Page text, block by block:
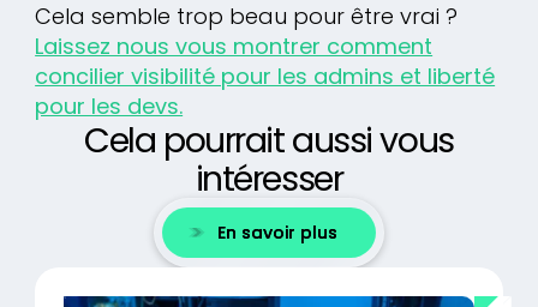
Cela semble trop beau pour être vrai ?
Laissez nous vous montrer comment
concilier visibilité pour les admins et liberté
pour les devs.
Cela pourrait aussi vous
intéresser
En savoir plus